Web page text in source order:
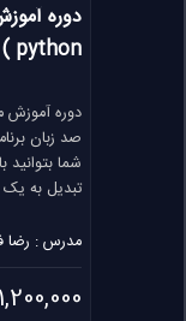
دوره
python )
دوره آموزش
صد زبان
شما بتوانید
تبدیل به
مدرس : رضا
1,200,000 تومان